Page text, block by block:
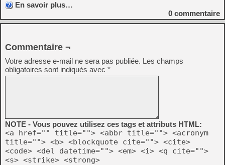
En savoir plus…
0 commentaire
Commentaire ¬
Votre adresse e-mail ne sera pas publiée. Les champs
obligatoires sont indiqués avec *
NOTE - Vous pouvez utilisez ces tags et attributs HTML:
<a href="" title=""> <abbr title=""> <acronym
title=""> <b> <blockquote cite=""> <cite>
<code> <del datetime=""> <em> <i> <q cite="">
<s> <strike> <strong>